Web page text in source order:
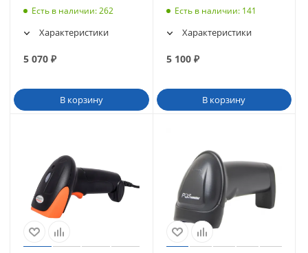
Есть в наличии: 262
Характеристики
5 070 ₽
В корзину
Есть в наличии: 141
Характеристики
5 100₽
В корзину